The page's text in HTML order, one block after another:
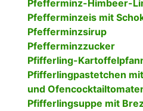
Pfefferminz-Himbeer-
Pfefferminzeis mit
Pfefferminzsirup
Pfefferminzzucker
Pfifferling-
Pfifferlingpastetchen
und
Pfifferlingsuppe mit